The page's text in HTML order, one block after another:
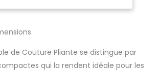
permettent non
disposer d'un espace
de rangement
de Couture Pliante se distingue par
qui la rendent idéale pour les